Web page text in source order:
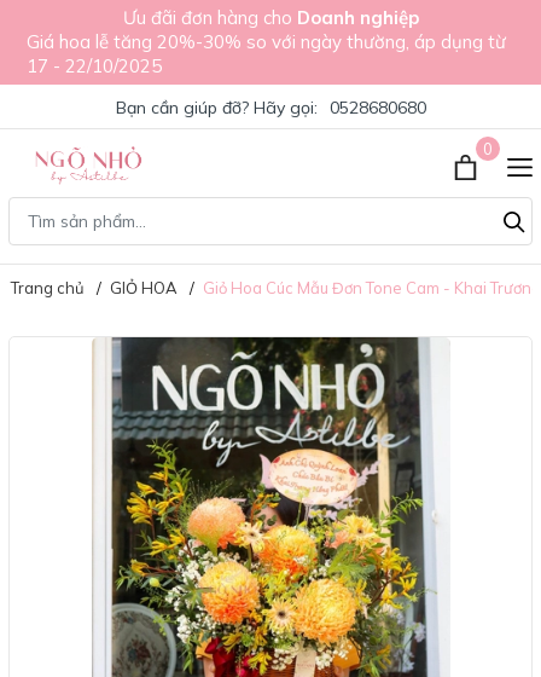
Ưu đãi đơn hàng cho Doanh nghiệp
Giá hoa lễ tăng 20%-30% so với ngày thường, áp dụng từ
17 - 22/10/2025
Bạn cần giúp đỡ? Hãy gọi: 0528680680
0
Trang chủ GIỎ HOA Giỏ Hoa Cúc Mẫu Đơn Tone Cam - Khai